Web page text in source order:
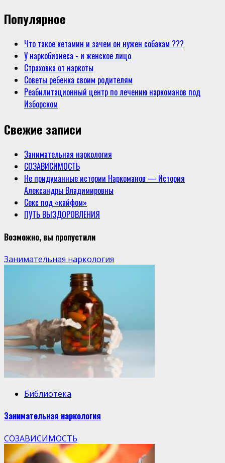
Популярное
Что такое кетамин и зачем он нужен собакам ???
У наркобизнеса - и женское лицо
Страховка от наркоты
Советы ребенка своим родителям
Реабилитационный центр по лечению наркоманов под
Изборском
Свежие записи
Занимательная наркология
СОЗАВИСИМОСТЬ
Не придуманные истории Наркоманов — История
Александры Владимировны
Секс под «кайфом»
ПУТЬ ВЫЗДОРОВЛЕНИЯ
Возможно, вы пропустили
Занимательная наркология
Библиотека
Занимательная наркология
СОЗАВИСИМОСТЬ